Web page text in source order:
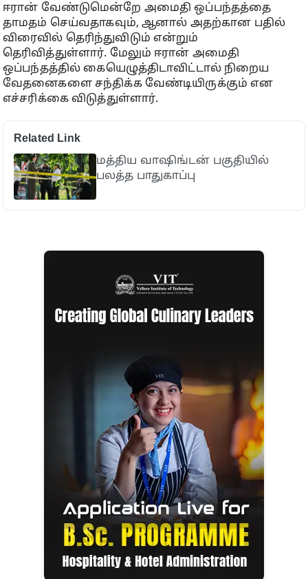
ஈரான் வேண்டுமென்றே அமைதி ஒப்பந்தத்தை
தாமதம் செய்வதாகவும், ஆனால் அதற்கான பதில்
விரைவில் தெரிந்துவிடும் என்றும்
தெரிவித்துள்ளார். மேலும் ஈரான் அமைதி
ஒப்பந்தத்தில் கையெழுத்திடாவிட்டால் நிறைய
வேதனைகளை சந்திக்க வேண்டியிருக்கும் என
எச்சரிக்கை விடுத்துள்ளார்.
Related Link
மத்திய வாஷிங்டன் பகுதியில்
பலத்த பாதுகாப்பு